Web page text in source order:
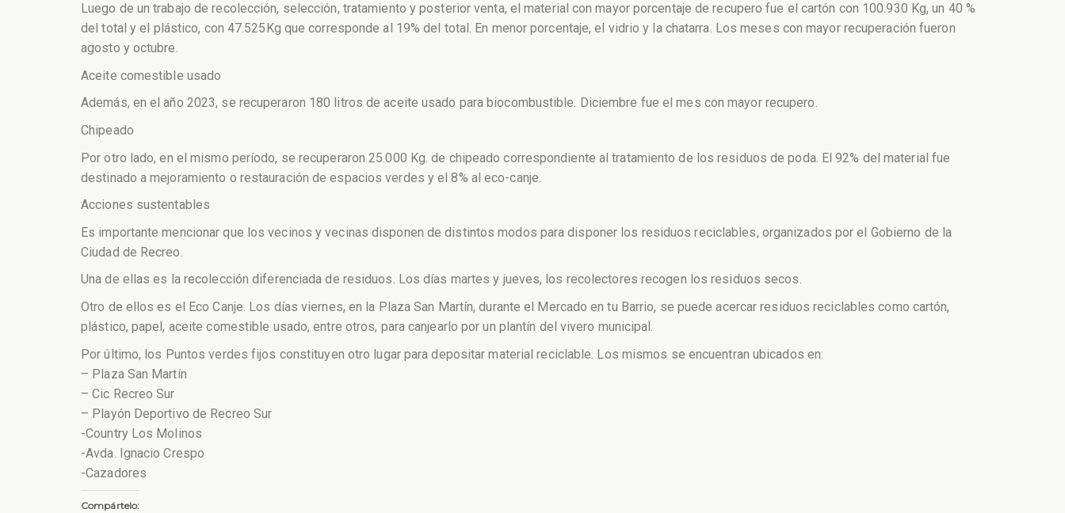
Luego de un trabajo de recolección, selección, tratamiento y posterior venta, el material con mayor porcentaje de recupero fue el cartón con 100.930 Kg, un 40 %
del total y el plástico, con 47.525Kg que corresponde al 19% del total. En menor porcentaje, el vidrio y la chatarra. Los meses con mayor recuperación fueron
agosto y octubre.
Aceite comestible usado
Además, en el año 2023, se recuperaron 180 litros de aceite usado para biocombustible. Diciembre fue el mes con mayor recupero.
Chipeado
Por otro lado, en el mismo período, se recuperaron 25.000 Kg. de chipeado correspondiente al tratamiento de los residuos de poda. El 92% del material fue
destinado a mejoramiento o restauración de espacios verdes y el 8% al eco-canje.
Acciones sustentables
Es importante mencionar que los vecinos y vecinas disponen de distintos modos para disponer los residuos reciclables, organizados por el Gobierno de la
Ciudad de Recreo.
Una de ellas es la recolección diferenciada de residuos. Los días martes y jueves, los recolectores recogen los residuos secos.
Otro de ellos es el Eco Canje. Los días viernes, en la Plaza San Martín, durante el Mercado en tu Barrio, se puede acercar residuos reciclables como cartón,
plástico, papel, aceite comestible usado, entre otros, para canjearlo por un plantín del vivero municipal.
Por último, los Puntos verdes fijos constituyen otro lugar para depositar material reciclable. Los mismos se encuentran ubicados en:
– Plaza San Martín
– Cic Recreo Sur
– Playón Deportivo de Recreo Sur
-Country Los Molinos
-Avda. Ignacio Crespo
-Cazadores
Compártelo: